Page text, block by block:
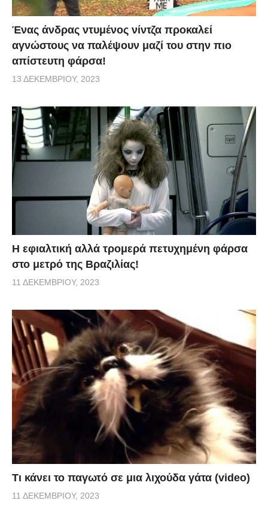
Ένας άνδρας ντυμένος νίντζα προκαλεί
αγνώστους να παλέψουν μαζί του στην πιο
απίστευτη φάρσα!
13 ΔΕΚΕΜΒΡΊΟΥ, 2023
H εφιαλτική αλλά τρομερά πετυχημένη φάρσα
στο μετρό της Βραζιλίας!
11 ΔΕΚΕΜΒΡΊΟΥ, 2023
Τι κάνει το παγωτό σε μια λιχούδα γάτα (video)
11 ΔΕΚΕΜΒΡΊΟΥ, 2023